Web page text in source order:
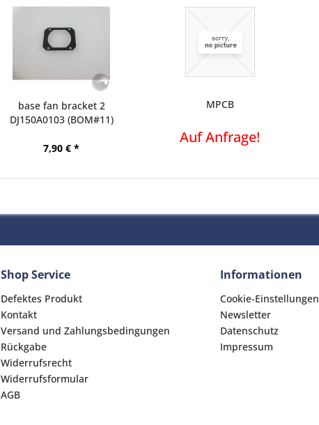
base fan bracket 2
DJ150A0103 (BOM#11)
7,90 € *
MPCB
Auf Anfrage!
Shop Service
Defektes Produkt
Kontakt
Versand und Zahlungsbedingungen
Rückgabe
Widerrufsrecht
Widerrufsformular
AGB
Informationen
Cookie-Einstellungen
Newsletter
Datenschutz
Impressum